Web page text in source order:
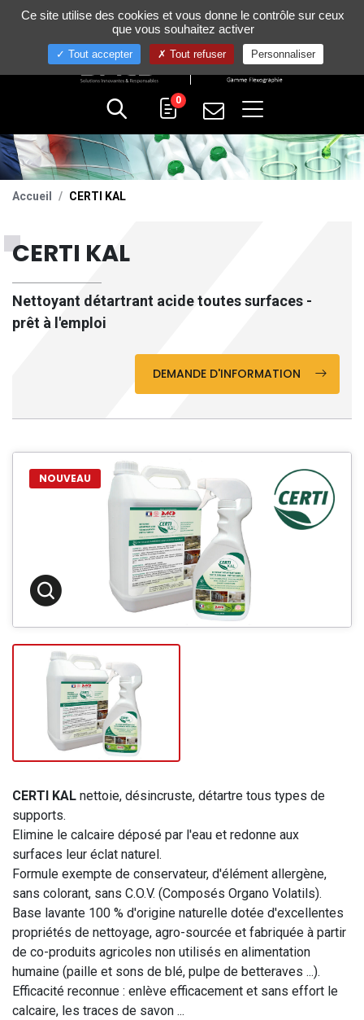
+33 (0)4 75 58 80 10
0
Accueil CERTI KAL
CERTI KAL
Nettoyant détartrant acide toutes surfaces -
prêt à l'emploi
DEMANDE D'INFORMATION
NOUVEAU
CERTI KAL nettoie, désincruste, détartre tous types de
supports.
Elimine le calcaire déposé par l'eau et redonne aux
surfaces leur éclat naturel.
Formule exempte de conservateur, d'élément allergène,
sans colorant, sans C.O.V. (Composés Organo Volatils).
Base lavante 100 % d'origine naturelle dotée d'excellentes
propriétés de nettoyage, agro-sourcée et fabriquée à partir
de co-produits agricoles non utilisés en alimentation
humaine (paille et sons de blé, pulpe de betteraves ...).
Efficacité reconnue : enlève efficacement et sans effort le
calcaire, les traces de savon ...
Gestion de vos préférences sur les cookies
Ce site utilise des cookies et vous donne le contrôle sur ceux
que vous souhaitez activer
Tout accepter Tout refuser Personnaliser